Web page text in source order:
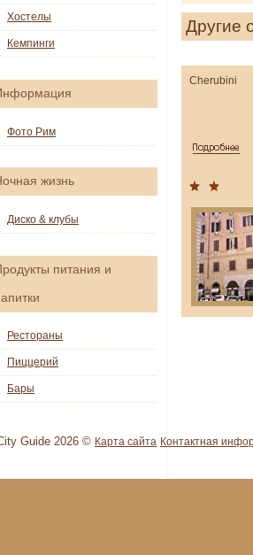
Другие
Cherubini
Хостелы
Кемпинги
Фото Рим
жизнь
Диско & клубы
питания и
Рестораны
Пиццерий
Бары
Guide 2026 © Карта сайта Контактная